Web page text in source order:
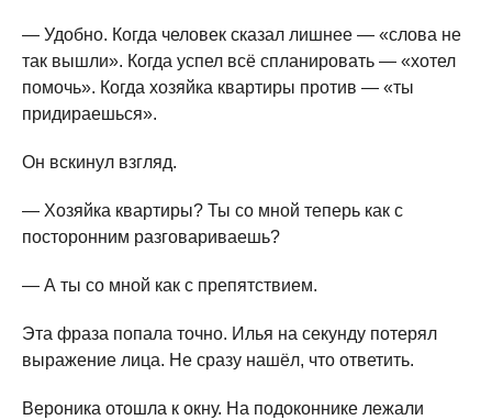
— Удобно. Когда человек сказал лишнее — «слова не
так вышли». Когда успел всё спланировать — «хотел
помочь». Когда хозяйка квартиры против — «ты
придираешься».
Он вскинул взгляд.
— Хозяйка квартиры? Ты со мной теперь как с
посторонним разговариваешь?
— А ты со мной как с препятствием.
Эта фраза попала точно. Илья на секунду потерял
выражение лица. Не сразу нашёл, что ответить.
Вероника отошла к окну. На подоконнике лежали